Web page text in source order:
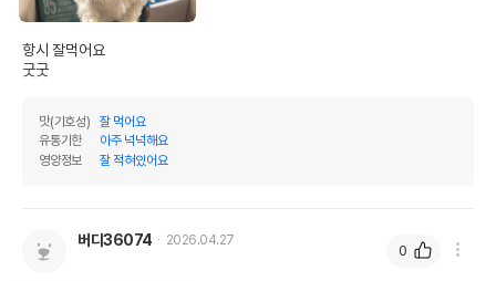
항시 잘먹어요
굿굿
맛(기호성)
잘 먹어요
유통기한
아주 넉넉해요
영양정보
잘 적혀있어요
버디36074 2026.04.27
0